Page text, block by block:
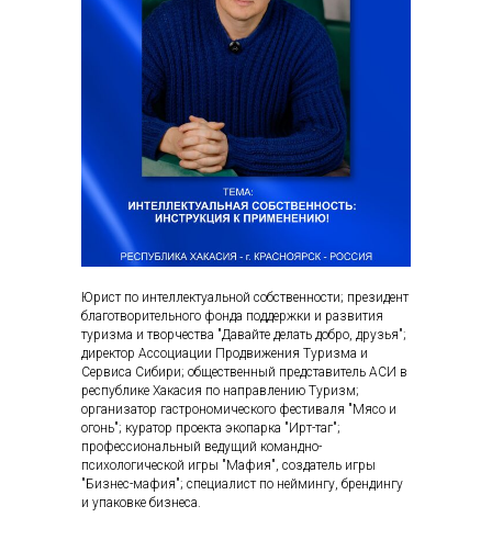
Юрист по интеллектуальной собственности; президент
благотворительного фонда поддержки и развития
туризма и творчества "Давайте делать добро, друзья";
директор Ассоциации Продвижения Туризма и
Сервиса Сибири; общественный представитель АСИ в
республике Хакасия по направлению Туризм;
организатор гастрономического фестиваля "Мясо и
огонь"; куратор проекта экопарка "Ирт-таг";
профессиональный ведущий командно-
психологической игры "Мафия", создатель игры
"Бизнес-мафия"; специалист по неймингу, брендингу
и упаковке бизнеса.